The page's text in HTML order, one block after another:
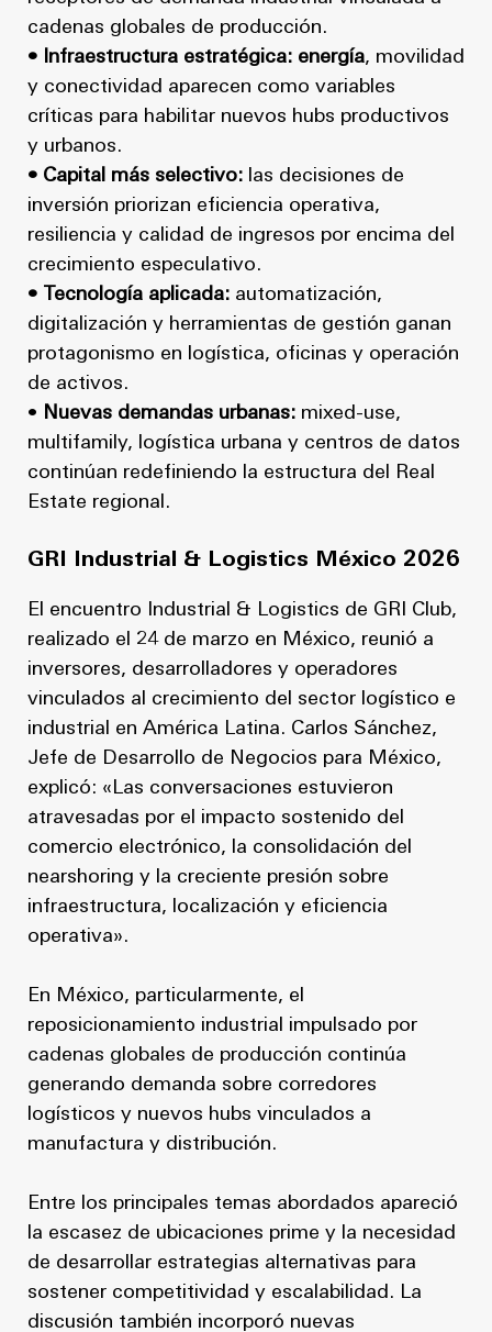
cadenas globales de producción.
• Infraestructura estratégica: energía, movilidad
y conectividad aparecen como variables
críticas para habilitar nuevos hubs productivos
y urbanos.
• Capital más selectivo: las decisiones de
inversión priorizan eficiencia operativa,
resiliencia y calidad de ingresos por encima del
crecimiento especulativo.
• Tecnología aplicada: automatización,
digitalización y herramientas de gestión ganan
protagonismo en logística, oficinas y operación
de activos.
• Nuevas demandas urbanas: mixed-use,
multifamily, logística urbana y centros de datos
continúan redefiniendo la estructura del Real
Estate regional.
GRI Industrial & Logistics México 2026
El encuentro Industrial & Logistics de GRI Club,
realizado el 24 de marzo en México, reunió a
inversores, desarrolladores y operadores
vinculados al crecimiento del sector logístico e
industrial en América Latina. Carlos Sánchez,
Jefe de Desarrollo de Negocios para México,
explicó: «Las conversaciones estuvieron
atravesadas por el impacto sostenido del
comercio electrónico, la consolidación del
nearshoring y la creciente presión sobre
infraestructura, localización y eficiencia
operativa».
En México, particularmente, el
reposicionamiento industrial impulsado por
cadenas globales de producción continúa
generando demanda sobre corredores
logísticos y nuevos hubs vinculados a
manufactura y distribución.
Entre los principales temas abordados apareció
la escasez de ubicaciones prime y la necesidad
de desarrollar estrategias alternativas para
sostener competitividad y escalabilidad. La
discusión también incorporó nuevas